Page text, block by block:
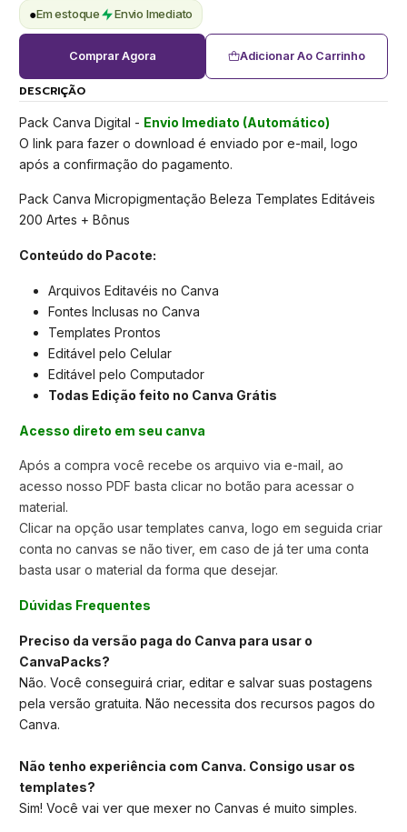
●Em estoque Envio Imediato
Adicionar Ao Carrinho
Comprar Agora
DESCRIÇÃO
Pack Canva Digital - Envio Imediato (Automático)
O link para fazer o download é enviado por e-mail, logo
após a confirmação do pagamento.
Pack Canva Micropigmentação Beleza Templates Editáveis
200 Artes + Bônus
Conteúdo do Pacote:
Arquivos Editavéis no Canva
Fontes Inclusas no Canva
Templates Prontos
Editável pelo Celular
Editável pelo Computador
Todas Edição feito no Canva Grátis
Acesso direto em seu canva
Após a compra você recebe os arquivo via e-mail, ao
acesso nosso PDF basta clicar no botão para acessar o
material.
Clicar na opção usar templates canva, logo em seguida criar
conta no canvas se não tiver, em caso de já ter uma conta
basta usar o material da forma que desejar.
Dúvidas Frequentes
Preciso da versão paga do Canva para usar o
CanvaPacks?
Não. Você conseguirá criar, editar e salvar suas postagens
pela versão gratuita. Não necessita dos recursos pagos do
Canva.
Não tenho experiência com Canva. Consigo usar os
templates?
Sim! Você vai ver que mexer no Canvas é muito simples.